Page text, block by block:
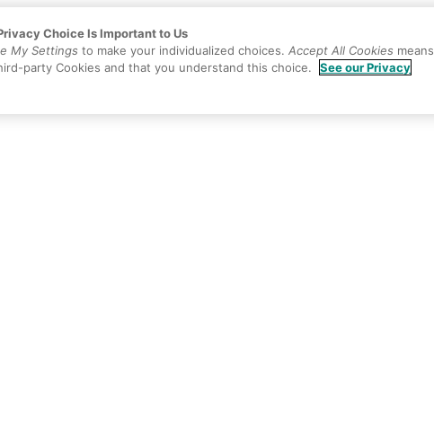
Choice Is Important to Us
My Settings to make your individualized choices. Accept All Cookies means
party Cookies and that you understand this choice.
See our Privacy